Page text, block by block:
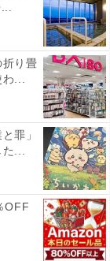
ます
荘 海の蝶」は
折り畳
...
罪」
...
OFF